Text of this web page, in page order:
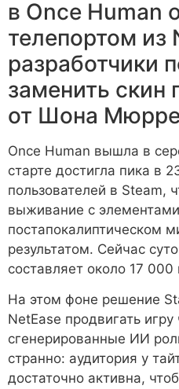
в Once Human
телепортом из
разработчики
заменить скин
от Шона
Once Human вышла в
старте достигла пика в
пользователей в Steam,
выживание с
постапокалиптическом
результатом. Сейчас
составляет около 17 000
На этом фоне решение
NetEase продвигать игру
сгенерированные ИИ
странно: аудитория у
достаточно активна,